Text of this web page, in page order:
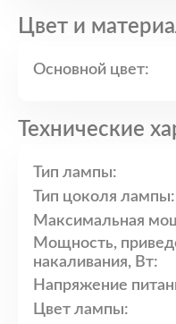
Цвет и
Основной цвет:
Технические
Тип лампы:
Тип цоколя лампы:
Максимальная
Мощность,
накаливания, Вт:
Напряжение
Цвет лампы: